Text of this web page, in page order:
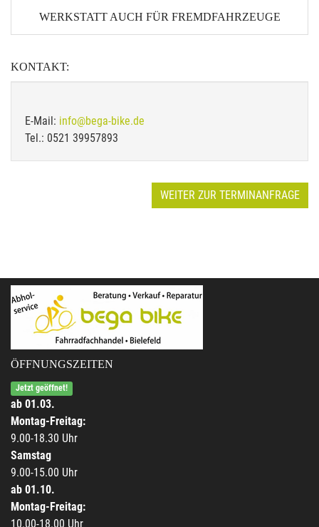
WERKSTATT AUCH FÜR FREMDFAHRZEUGE
KONTAKT:
E-Mail: info@bega-bike.de
Tel.: 0521 39957893
WEITER ZUR TERMINANFRAGE
ÖFFNUNGSZEITEN
Jetzt geöffnet!
ab 01.03.
Montag-Freitag:
9.00-18.30 Uhr
Samstag
9.00-15.00 Uhr
ab 01.10.
Montag-Freitag:
10.00-18.00 Uhr